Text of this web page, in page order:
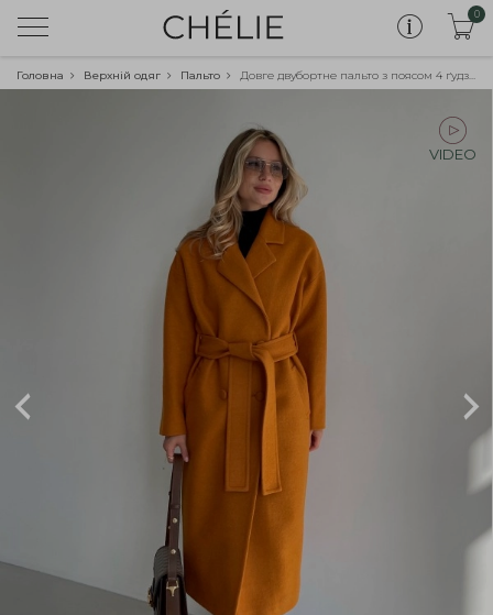
0
Головна Верхній одяг Пальто Довге двубортне пальто з поясом 4 ґудзика, руде
VIDEO